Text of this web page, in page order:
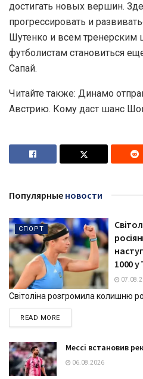
достигать новых вершин.
прогрессировать и
Шутенко и всем тренерским
футболистам становиться
Сапай.
Читайте также: Динамо
Австрию. Кому даст шанс
Популярные новости
СПОРТ
1000
Світоліна розгромила колишню
READ MOREDETAILS
Мессі встановив
06.08.2026